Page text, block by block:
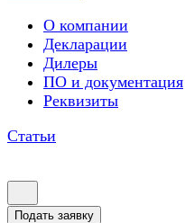
О компании
Декларации
Дилеры
ПО и документация
Реквизиты
Статьи
Подать заявку